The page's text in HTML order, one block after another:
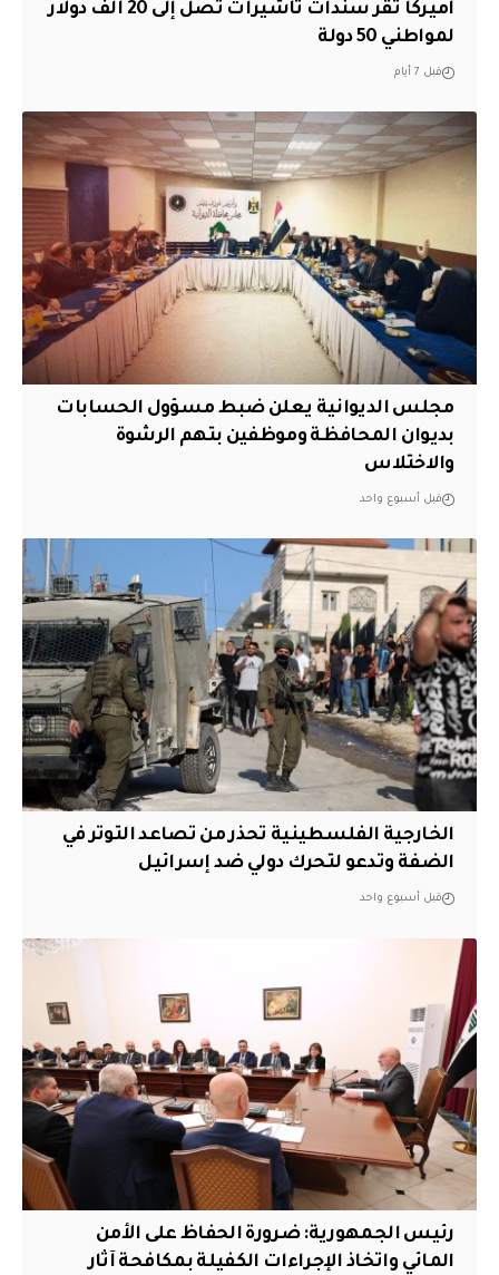
أميركا تقر سندات تأشيرات تصل إلى 20 ألف دولار
لمواطني 50 دولة
قبل 7 أيام
مجلس الديوانية يعلن ضبط مسؤول الحسابات
بديوان المحافظة وموظفين بتهم الرشوة
والاختلاس
قبل أسبوع واحد
الخارجية الفلسطينية تحذر من تصاعد التوتر في
الضفة وتدعو لتحرك دولي ضد إسرائيل
قبل أسبوع واحد
رئيس الجمهورية: ضرورة الحفاظ على الأمن
المائي واتخاذ الإجراءات الكفيلة بمكافحة آثار